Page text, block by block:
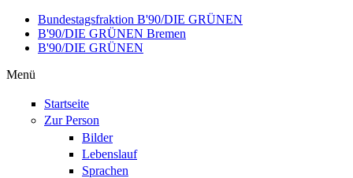
Direkt zum Inhalt
Bundestagsfraktion B'90/DIE GRÜNEN
B'90/DIE GRÜNEN Bremen
B'90/DIE GRÜNEN
Menü
Startseite
Zur Person
Bilder
Lebenslauf
Sprachen